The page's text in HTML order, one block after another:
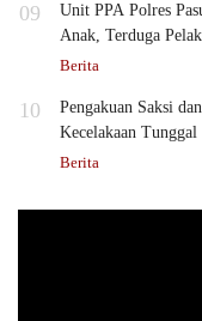
09
Unit PPA Polres
Anak, Terduga
Berita
10
Pengakuan Saksi
Kecelakaan Tunggal
Berita